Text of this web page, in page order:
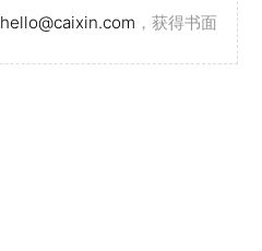
hello@caixin.com ，获得书面